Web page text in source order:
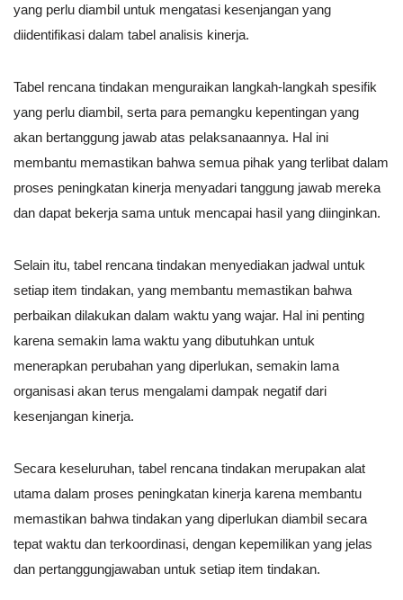
yang perlu diambil untuk mengatasi kesenjangan yang
diidentifikasi dalam tabel analisis kinerja.
Tabel rencana tindakan menguraikan langkah-langkah spesifik
yang perlu diambil, serta para pemangku kepentingan yang
akan bertanggung jawab atas pelaksanaannya. Hal ini
membantu memastikan bahwa semua pihak yang terlibat dalam
proses peningkatan kinerja menyadari tanggung jawab mereka
dan dapat bekerja sama untuk mencapai hasil yang diinginkan.
Selain itu, tabel rencana tindakan menyediakan jadwal untuk
setiap item tindakan, yang membantu memastikan bahwa
perbaikan dilakukan dalam waktu yang wajar. Hal ini penting
karena semakin lama waktu yang dibutuhkan untuk
menerapkan perubahan yang diperlukan, semakin lama
organisasi akan terus mengalami dampak negatif dari
kesenjangan kinerja.
Secara keseluruhan, tabel rencana tindakan merupakan alat
utama dalam proses peningkatan kinerja karena membantu
memastikan bahwa tindakan yang diperlukan diambil secara
tepat waktu dan terkoordinasi, dengan kepemilikan yang jelas
dan pertanggungjawaban untuk setiap item tindakan.